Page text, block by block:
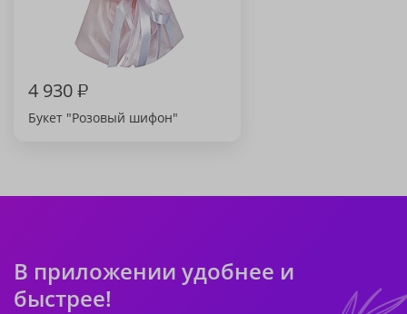
4 930₽
Букет "Розовый шифон"
В приложении удобнее и
быстрее!